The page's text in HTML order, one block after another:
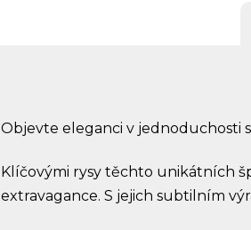
Objevte eleganci v jednoduchosti
Klíčovými rysy těchto unikátních
extravagance. S jejich subtilním